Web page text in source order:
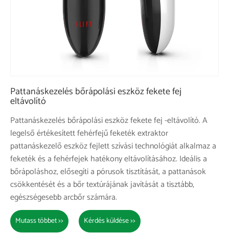
Pattanáskezelés bőrápolási eszköz fekete fej
eltávolító
Pattanáskezelés bőrápolási eszköz fekete fej -eltávolító. A
legelső értékesített fehérfejű feketék extraktor
pattanáskezelő eszköz fejlett szívási technológiát alkalmaz a
feketék és a fehérfejek hatékony eltávolításához. Ideális a
bőrápoláshoz, elősegíti a pórusok tisztítását, a pattanások
csökkentését és a bőr textúrájának javítását a tisztább,
egészségesebb arcbőr számára.
Mutass többet >> Kérdés küldése >>